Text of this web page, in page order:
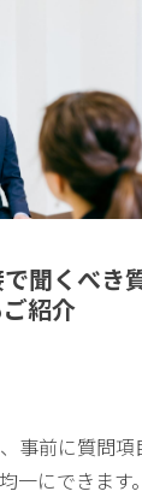
聞くべき
紹介
事前に質問項
一にできます